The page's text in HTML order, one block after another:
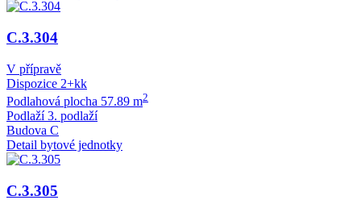
C.3.304
V přípravě
Dispozice 2+kk
Podlahová plocha 57.89 m2
Podlaží 3. podlaží
Budova C
Detail bytové jednotky
C.3.305